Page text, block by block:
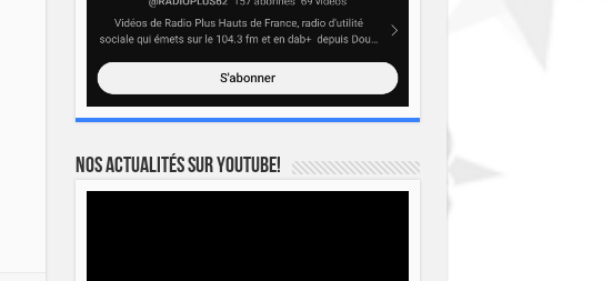
Nos actualités sur YOUTUBE!